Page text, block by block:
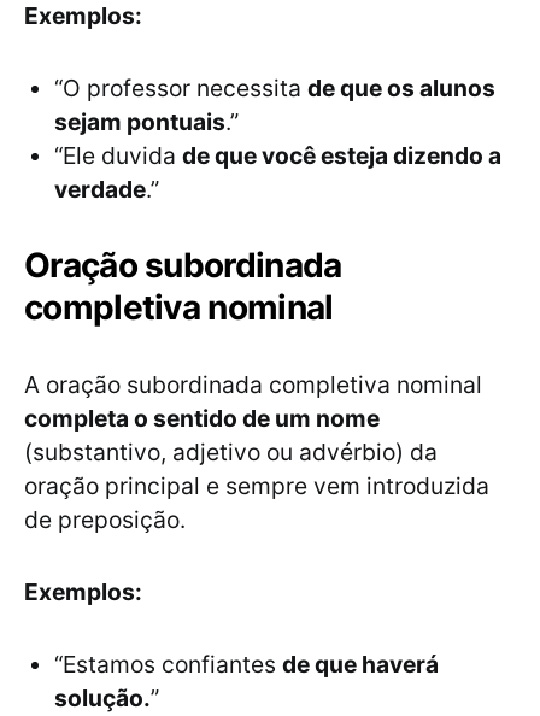
Exemplos:
“O professor necessita de que os alunos
sejam pontuais.”
“Ele duvida de que você esteja dizendo a
verdade.”
Oração subordinada
completiva nominal
A oração subordinada completiva nominal
completa o sentido de um nome
(substantivo, adjetivo ou advérbio) da
oração principal e sempre vem introduzida
de preposição.
Exemplos:
“Estamos confiantes de que haverá
solução.”